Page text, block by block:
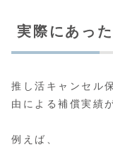
実際にあっ
推し活キャンセル
由による補償実績
例えば、